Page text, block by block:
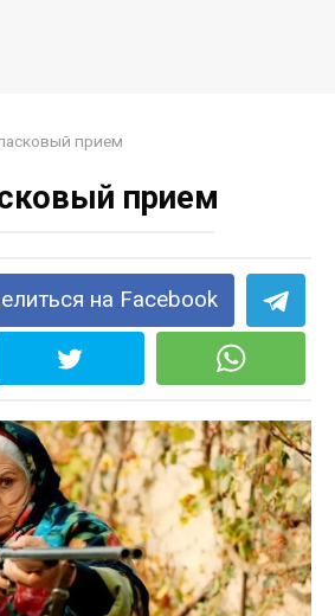
прием
прием
на Facebook